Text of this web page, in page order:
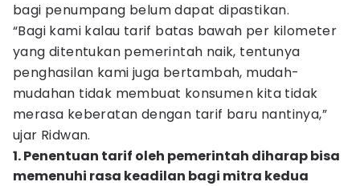
bagi penumpang belum dapat dipastikan.
“Bagi kami kalau tarif batas bawah per kilometer
yang ditentukan pemerintah naik, tentunya
penghasilan kami juga bertambah, mudah-
mudahan tidak membuat konsumen kita tidak
merasa keberatan dengan tarif baru nantinya,”
ujar Ridwan.
1. Penentuan tarif oleh pemerintah diharap bisa
memenuhi rasa keadilan bagi mitra kedua